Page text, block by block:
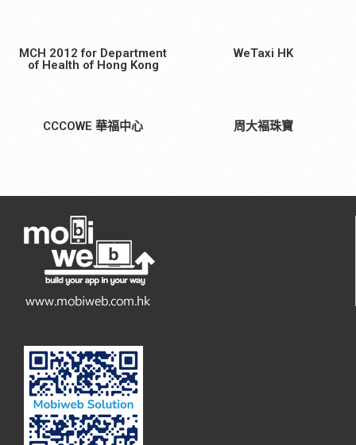
MCH 2012 for Department
of Health of Hong Kong
WeTaxi HK
CCCOWE 華福中心 周大褔珠寶